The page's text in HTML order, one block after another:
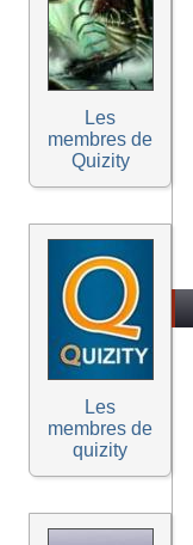
Les
membres de
Quizity
Les
membres de
quizity